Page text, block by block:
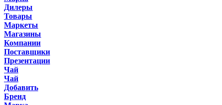
Дилеры
Товары
Маркеты
Магазины
Компании
Поставщики
Презентации
Чай
Чай
Добавить
Бренд